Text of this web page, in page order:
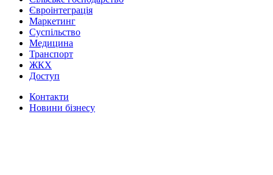
Євроінтеграція
Маркетинг
Суспільство
Медицина
Транспорт
ЖКХ
Доступ
Контакти
Новини бізнесу